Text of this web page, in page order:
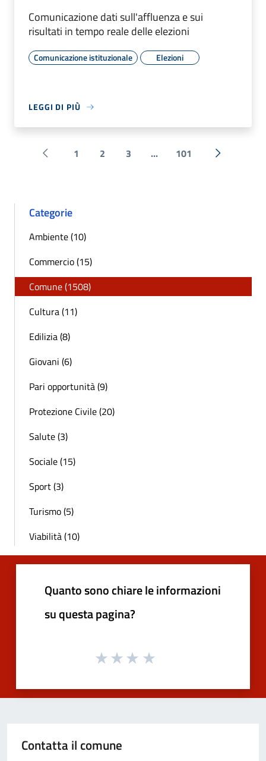
Comunicazione dati sull'affluenza e sui
risultati in tempo reale delle elezioni
Comunicazione istituzionale Elezioni
LEGGI DI PIÙ
Pagina precedente
1 2 3 ... 101 Successiva
Categorie
Ambiente (10)
Commercio (15)
Comune (1508)
Cultura (11)
Edilizia (8)
Giovani (6)
Pari opportunità (9)
Protezione Civile (20)
Salute (3)
Sociale (15)
Sport (3)
Turismo (5)
Viabilità (10)
Quanto sono chiare le informazioni
su questa pagina?
Contatta il comune